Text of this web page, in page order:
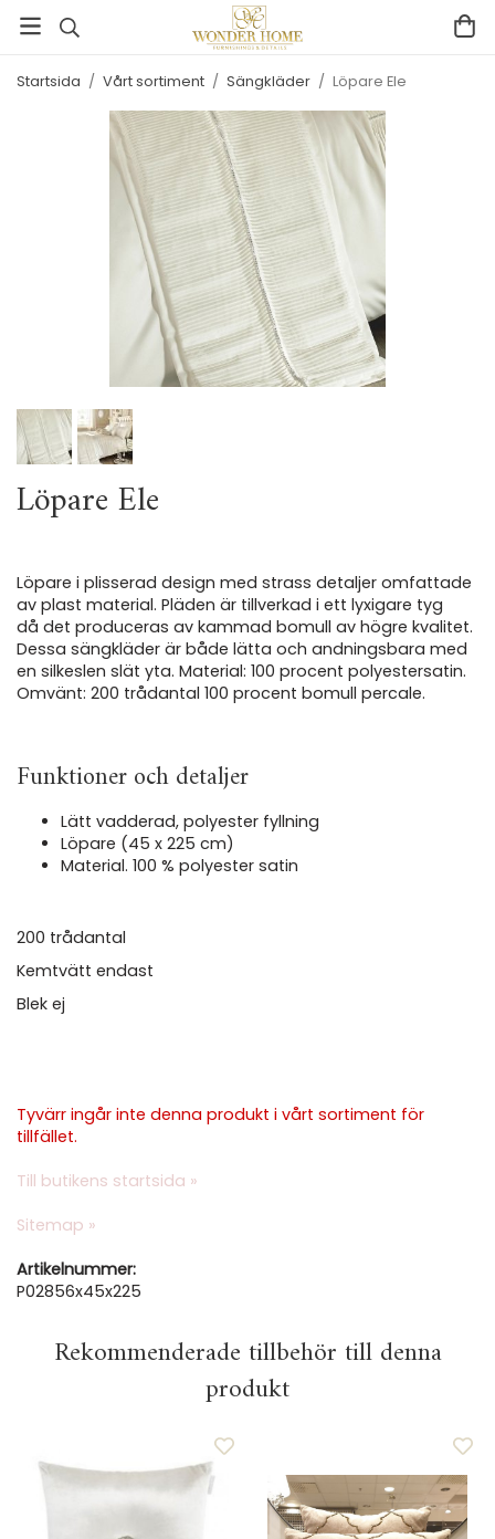
Startsida / Vårt sortiment / Sängkläder / Löpare Ele
Löpare Ele
Löpare i plisserad design med strass detaljer omfattade
av plast material. Pläden är tillverkad i ett lyxigare tyg
då det produceras av kammad bomull av högre kvalitet.
Dessa sängkläder är både lätta och andningsbara med
en silkeslen slät yta. Material: 100 procent polyestersatin.
Omvänt: 200 trådantal 100 procent bomull percale.
Funktioner och detaljer
Lätt vadderad, polyester fyllning
Löpare (45 x 225 cm)
Material. 100 % polyester satin
200 trådantal
Kemtvätt endast
Blek ej
Tyvärr ingår inte denna produkt i vårt sortiment för
tillfället.
Till butikens startsida »
Sitemap »
Artikelnummer:
P02856x45x225
Rekommenderade tillbehör till denna
produkt